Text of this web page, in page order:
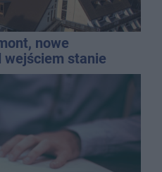
nowe
wejściem stanie